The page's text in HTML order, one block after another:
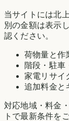
当サイトには北
別の金額は表示
認ください。
荷物量と作
階段・駐車
家電リサイ
追加料金と
対応地域・料金
トで最新条件を